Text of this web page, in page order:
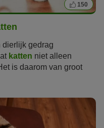
150
dierlijk gedrag
katten niet alleen
is daarom van groot
zeer giftig voor